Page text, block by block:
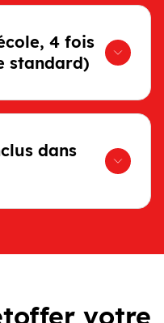
4 fois
standard)
dans
votre